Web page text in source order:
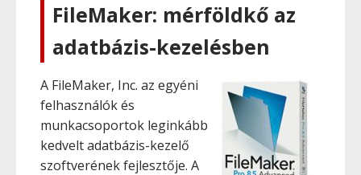
FileMaker: mérföldkő az
adatbázis-kezelésben
A FileMaker, Inc. az egyéni
felhasználók és
munkacsoportok leginkább
kedvelt adatbázis-kezelő
szoftverének fejlesztője. A